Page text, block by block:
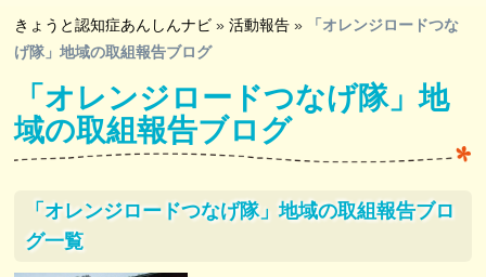
検
索
きょうと認知症あんしんナビ »活動報告 »
「オレンジロードつな
げ隊」地域の取組報告ブログ
「オレンジロードつなげ隊」地
域の取組報告ブログ
「オレンジロードつなげ隊」地域の取組報告ブロ
グ一覧